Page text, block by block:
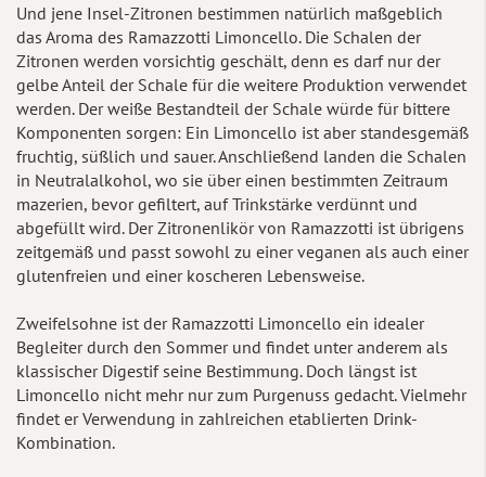
Und jene Insel-Zitronen bestimmen natürlich maßgeblich
das Aroma des Ramazzotti Limoncello. Die Schalen der
Zitronen werden vorsichtig geschält, denn es darf nur der
gelbe Anteil der Schale für die weitere Produktion verwendet
werden. Der weiße Bestandteil der Schale würde für bittere
Komponenten sorgen: Ein Limoncello ist aber standesgemäß
fruchtig, süßlich und sauer. Anschließend landen die Schalen
in Neutralalkohol, wo sie über einen bestimmten Zeitraum
mazerien, bevor gefiltert, auf Trinkstärke verdünnt und
abgefüllt wird. Der Zitronenlikör von Ramazzotti ist übrigens
zeitgemäß und passt sowohl zu einer veganen als auch einer
glutenfreien und einer koscheren Lebensweise.
Zweifelsohne ist der Ramazzotti Limoncello ein idealer
Begleiter durch den Sommer und findet unter anderem als
klassischer Digestif seine Bestimmung. Doch längst ist
Limoncello nicht mehr nur zum Purgenuss gedacht. Vielmehr
findet er Verwendung in zahlreichen etablierten Drink-
Kombination.